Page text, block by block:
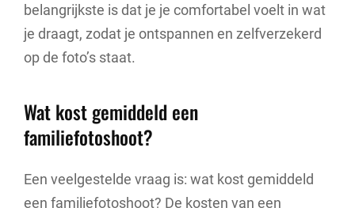
belangrijkste is dat je je comfortabel voelt in wat
je draagt, zodat je ontspannen en zelfverzekerd
op de foto’s staat.
Wat kost gemiddeld een
familiefotoshoot?
Een veelgestelde vraag is: wat kost gemiddeld
een familiefotoshoot? De kosten van een